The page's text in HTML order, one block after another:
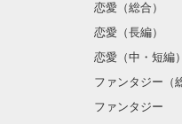
恋愛（総合）
恋愛（長編）
恋愛（中・短編）
ファンタジー（
ファンタジー